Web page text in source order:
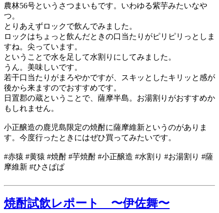
農林56号というさつまいもです。いわゆる紫芋みたいなや
つ。
とりあえずロックで飲んでみました。
ロックはちょっと飲んだときの口当たりがピリピリっとしま
すね。尖っています。
ということで水を足して水割りにしてみました。
うん。美味しいです。
若干口当たりがまろやかですが、スキッとしたキリッと感が
後から来ますのでおすすめです。
日置郡の蔵ということで、薩摩半島。お湯割りがおすすめか
もしれません。
小正醸造の鹿児島限定の焼酎に薩摩維新というのがありま
す。今度行ったときにはぜひ買ってみたいです。
#赤猿 #黄猿 #焼酎 #芋焼酎 #小正醸造 #水割り #お湯割り #薩
摩維新 #ひさぱぱ
焼酎試飲レポート 〜伊佐舞〜